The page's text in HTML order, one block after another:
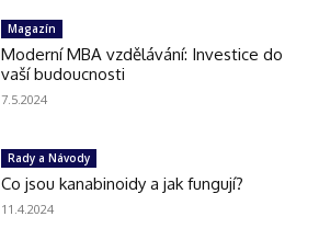
Magazín
Moderní MBA vzdělávání: Investice do
vaší budoucnosti
7.5.2024
Rady a Návody
Co jsou kanabinoidy a jak fungují?
11.4.2024